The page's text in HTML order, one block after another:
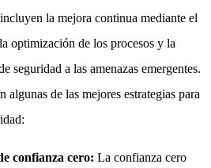
la mejora continua mediante el
optimización de los procesos y la
seguridad a las amenazas emergentes.
algunas de las mejores estrategias para
confianza cero: La confianza cero